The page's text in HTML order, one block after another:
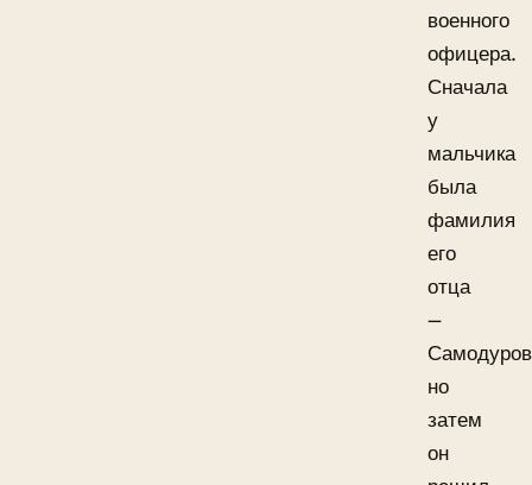
военного
офицера.
Сначала
у
мальчика
была
фамилия
его
отца
—
но
затем
он